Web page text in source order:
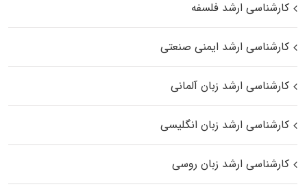
کارشناسی ارشد فلسفه
کارشناسی ارشد ایمنی صنعتی
کارشناسی ارشد زبان آلمانی
کارشناسی ارشد زبان انگلیسی
کارشناسی ارشد زبان روسی